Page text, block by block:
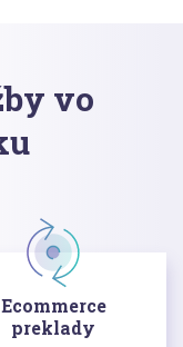
vo
Ecommerce
preklady